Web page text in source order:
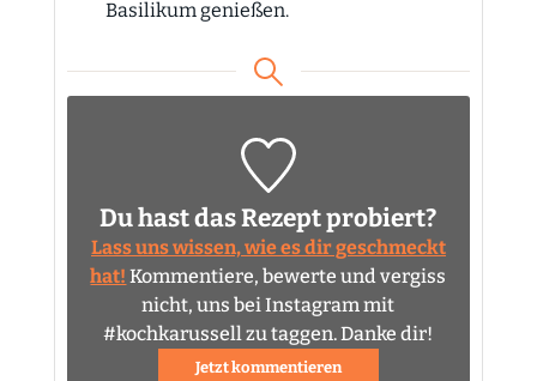
Basilikum genießen.
Du hast das Rezept probiert?
Lass uns wissen, wie es dir geschmeckt
hat! Kommentiere, bewerte und vergiss
nicht, uns bei Instagram mit
#kochkarussell zu taggen. Danke dir!
Jetzt kommentieren